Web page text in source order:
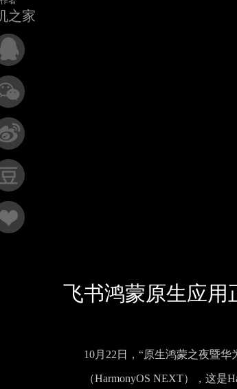
之家
飞书鸿蒙原生应用
10月22日，“原生鸿蒙之夜暨
（HarmonyOS NEXT），这